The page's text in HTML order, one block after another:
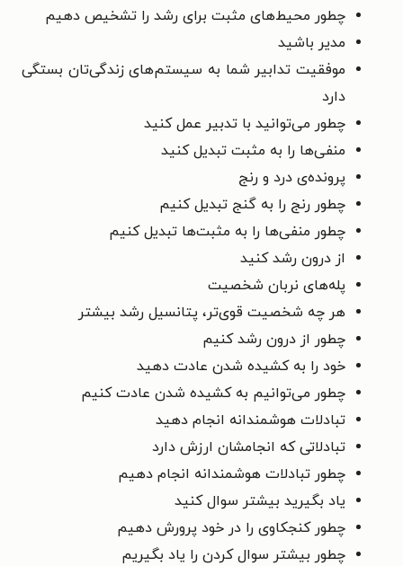
چطور محیط‌های مثبت برای رشد را تشخیص دهیم
مدیر باشید
موفقیت تدابیر شما به سیستم‌های زندگی‌تان بستگی
دارد
چطور می‌توانید با تدبیر عمل کنید
منفی‌ها را به مثبت تبدیل کنید
پرونده‌ی درد و رنج
چطور رنج را به گنج‌ تبدیل کنیم
چطور منفی‌ها را به مثبت‌ها تبدیل کنیم
از درون رشد کنید
پله‌های نربان شخصیت
هر چه شخصیت قوی‌تر، پتانسیل رشد بیشتر
چطور از درون رشد کنیم
خود را به کشیده شدن عادت دهید
چطور می‌توانیم به کشیده شدن عادت کنیم
تبادلات هوشمندانه انجام دهید
تبادلاتی که انجامشان ارزش دارد
چطور تبادلات هوشمندانه انجام دهیم
یاد بگیرید بیشتر سوال کنید
چطور کنجکاوی را در خود پرورش دهیم
چطور بیشتر سوال کردن را یاد بگیریم